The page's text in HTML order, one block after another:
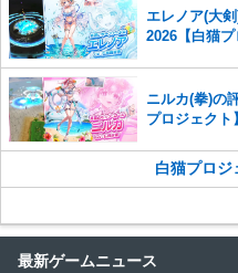
エレノア(大
2026【白猫プ
ニルカ(拳)の
プロジェクト】
白猫プロジ
最新ゲームニュース